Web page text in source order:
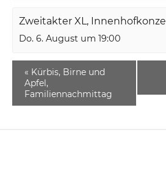
Zweitakter XL,
Do. 6. August um 19:00
« Kürbis, Birne und
Apfel,
Familiennachmittag